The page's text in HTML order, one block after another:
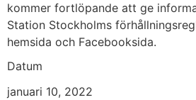
kommer fortlöpande att ge
Station Stockholms
hemsida och Facebooksida.
Datum
januari 10, 2022